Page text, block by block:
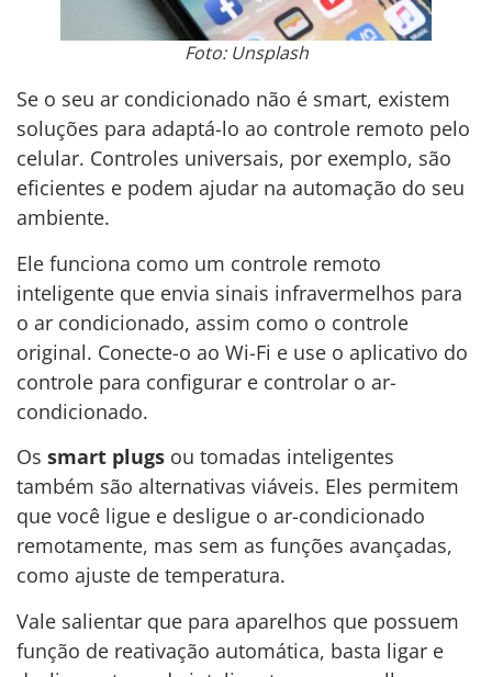
Foto: Unsplash
Se o seu ar condicionado não é smart, existem
soluções para adaptá-lo ao controle remoto pelo
celular. Controles universais, por exemplo, são
eficientes e podem ajudar na automação do seu
ambiente.
Ele funciona como um controle remoto
inteligente que envia sinais infravermelhos para
o ar condicionado, assim como o controle
original. Conecte-o ao Wi-Fi e use o aplicativo do
controle para configurar e controlar o ar-
condicionado.
Os smart plugs ou tomadas inteligentes
também são alternativas viáveis. Eles permitem
que você ligue e desligue o ar-condicionado
remotamente, mas sem as funções avançadas,
como ajuste de temperatura.
Vale salientar que para aparelhos que possuem
função de reativação automática, basta ligar e